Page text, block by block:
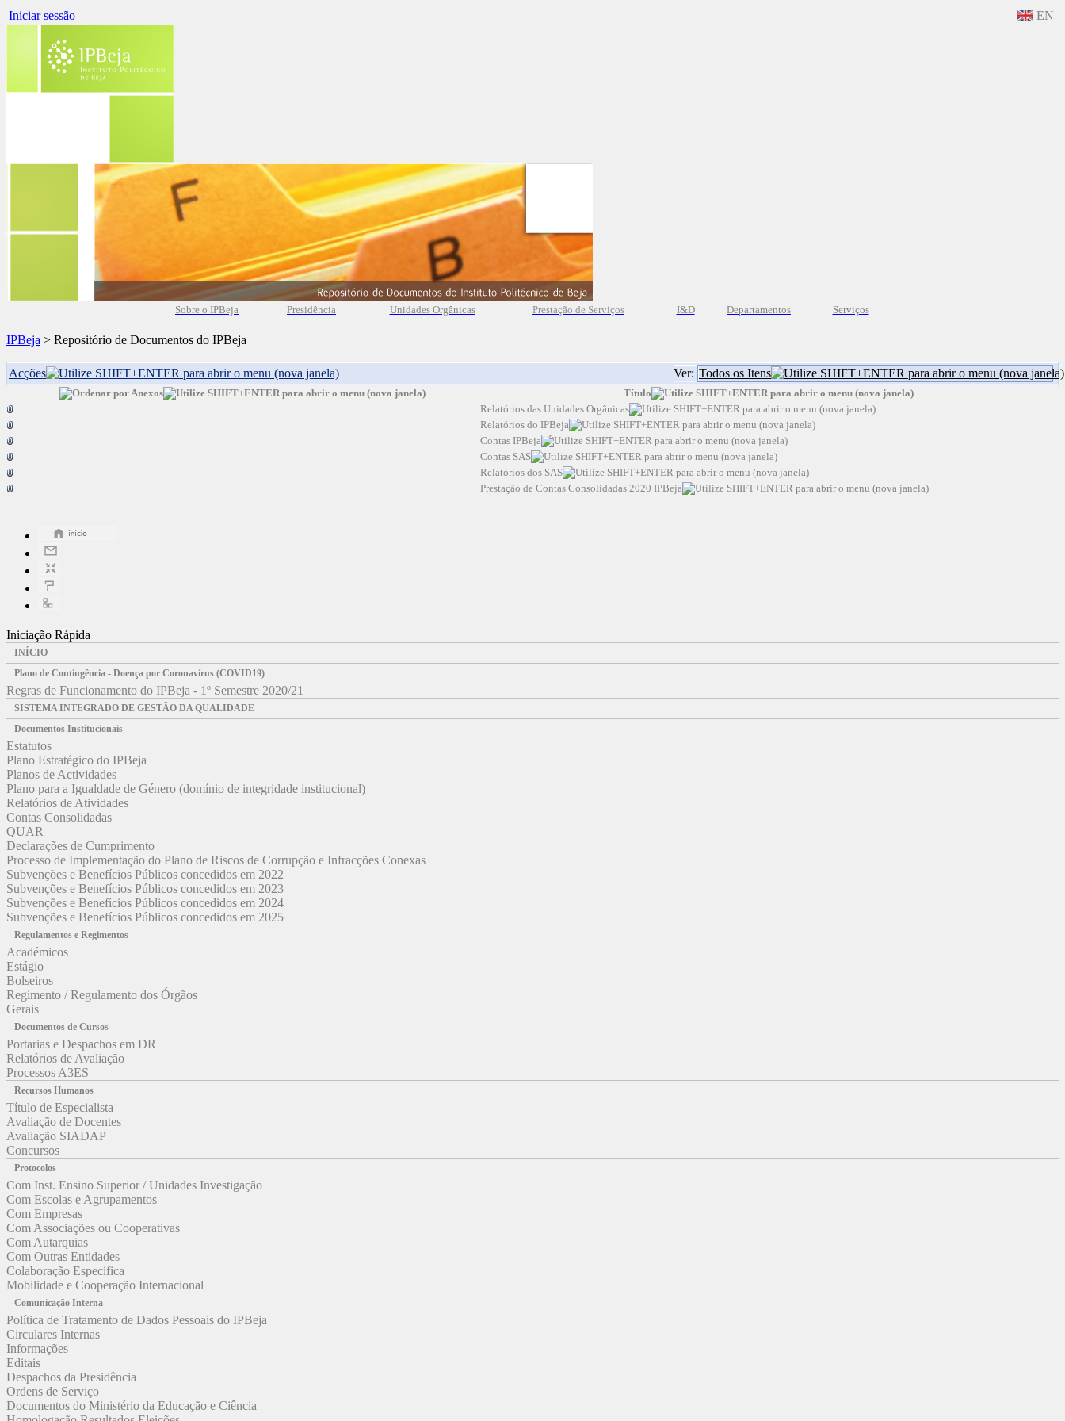
Iniciar sessão EN
Sobre o IPBeja Presidência Unidades Orgânicas Prestação de Serviços I&D Departamentos Serviços
IPBeja > Repositório de Documentos do IPBeja
Acções Ver: Todos os Itens
Título
Relatórios das Unidades Orgânicas
Relatórios do IPBeja
Contas IPBeja
Contas SAS
Relatórios dos SAS
Prestação de Contas Consolidadas 2020 IPBeja
Iniciação Rápida
INÍCIO
Plano de Contingência - Doença por Coronavírus (COVID19)
Regras de Funcionamento do IPBeja - 1º Semestre 2020/21
SISTEMA INTEGRADO DE GESTÃO DA QUALIDADE
Documentos Institucionais
Estatutos
Plano Estratégico do IPBeja
Planos de Actividades
Plano para a Igualdade de Género (domínio de integridade institucional)
Relatórios de Atividades
Contas Consolidadas
QUAR
Declarações de Cumprimento
Processo de Implementação do Plano de Riscos de Corrupção e Infracções Conexas
Subvenções e Benefícios Públicos concedidos em 2022
Subvenções e Benefícios Públicos concedidos em 2023
Subvenções e Benefícios Públicos concedidos em 2024
Subvenções e Benefícios Públicos concedidos em 2025
Regulamentos e Regimentos
Académicos
Estágio
Bolseiros
Regimento / Regulamento dos Órgãos
Gerais
Documentos de Cursos
Portarias e Despachos em DR
Relatórios de Avaliação
Processos A3ES
Recursos Humanos
Título de Especialista
Avaliação de Docentes
Avaliação SIADAP
Concursos
Protocolos
Com Inst. Ensino Superior / Unidades Investigação
Com Escolas e Agrupamentos
Com Empresas
Com Associações ou Cooperativas
Com Autarquias
Com Outras Entidades
Colaboração Específica
Mobilidade e Cooperação Internacional
Comunicação Interna
Política de Tratamento de Dados Pessoais do IPBeja
Circulares Internas
Informações
Editais
Despachos da Presidência
Ordens de Serviço
Documentos do Ministério da Educação e Ciência